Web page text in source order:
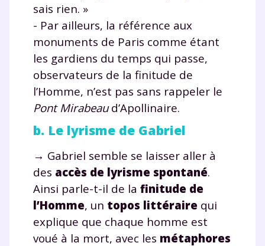
sais rien. »
- Par ailleurs, la référence aux
monuments de Paris comme étant
les gardiens du temps qui passe,
observateurs de la finitude de
l’Homme, n’est pas sans rappeler le
Pont Mirabeaud’Apollinaire.
b. Le lyrisme de Gabriel
→ Gabriel semble se laisser aller à
des accès de lyrisme spontané.
Ainsi parle-t-il de la finitude de
l’Homme, un topos littéraire qui
explique que chaque homme est
voué à la mort, avec les métaphores